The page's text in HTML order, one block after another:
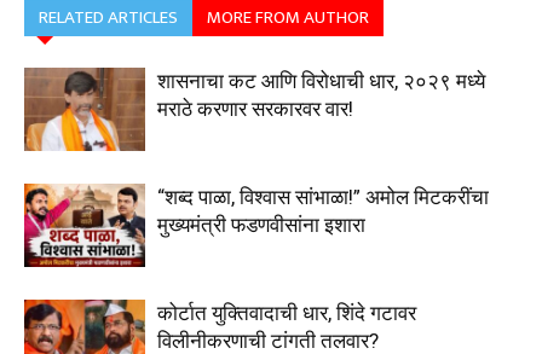
RELATED ARTICLES MORE FROM AUTHOR
शासनाचा कट आणि विरोधाची धार, २०२९ मध्ये
मराठे करणार सरकारवर वार!
“शब्द पाळा, विश्वास सांभाळा!” अमोल मिटकरींचा
मुख्यमंत्री फडणवीसांना इशारा
कोर्टात युक्तिवादाची धार, शिंदे गटावर
विलीनीकरणाची टांगती तलवार?